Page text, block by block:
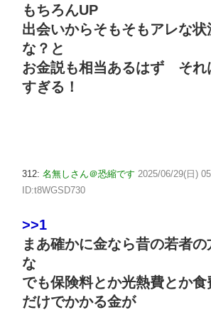
もちろんUP
出会いからそもそもアレな
な？と
お金説も相当あるはず それ
すぎる！
312: 名無しさん＠恐縮です 2025/06/29(日)
ID:t8WGSD730
>>1
まあ確かに金なら昔の若者
な
でも保険料とか光熱費とか食
だけでかかる金が